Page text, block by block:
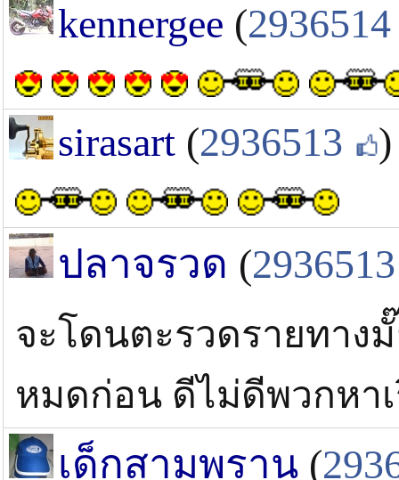
kennergee (2936514
sirasart (2936513 )
ปลาจรวด (2936513
จะโดนตะรวดรายทาง
หมดก่อน ดีไม่ดีพวกหา
เด็กสามพราน (